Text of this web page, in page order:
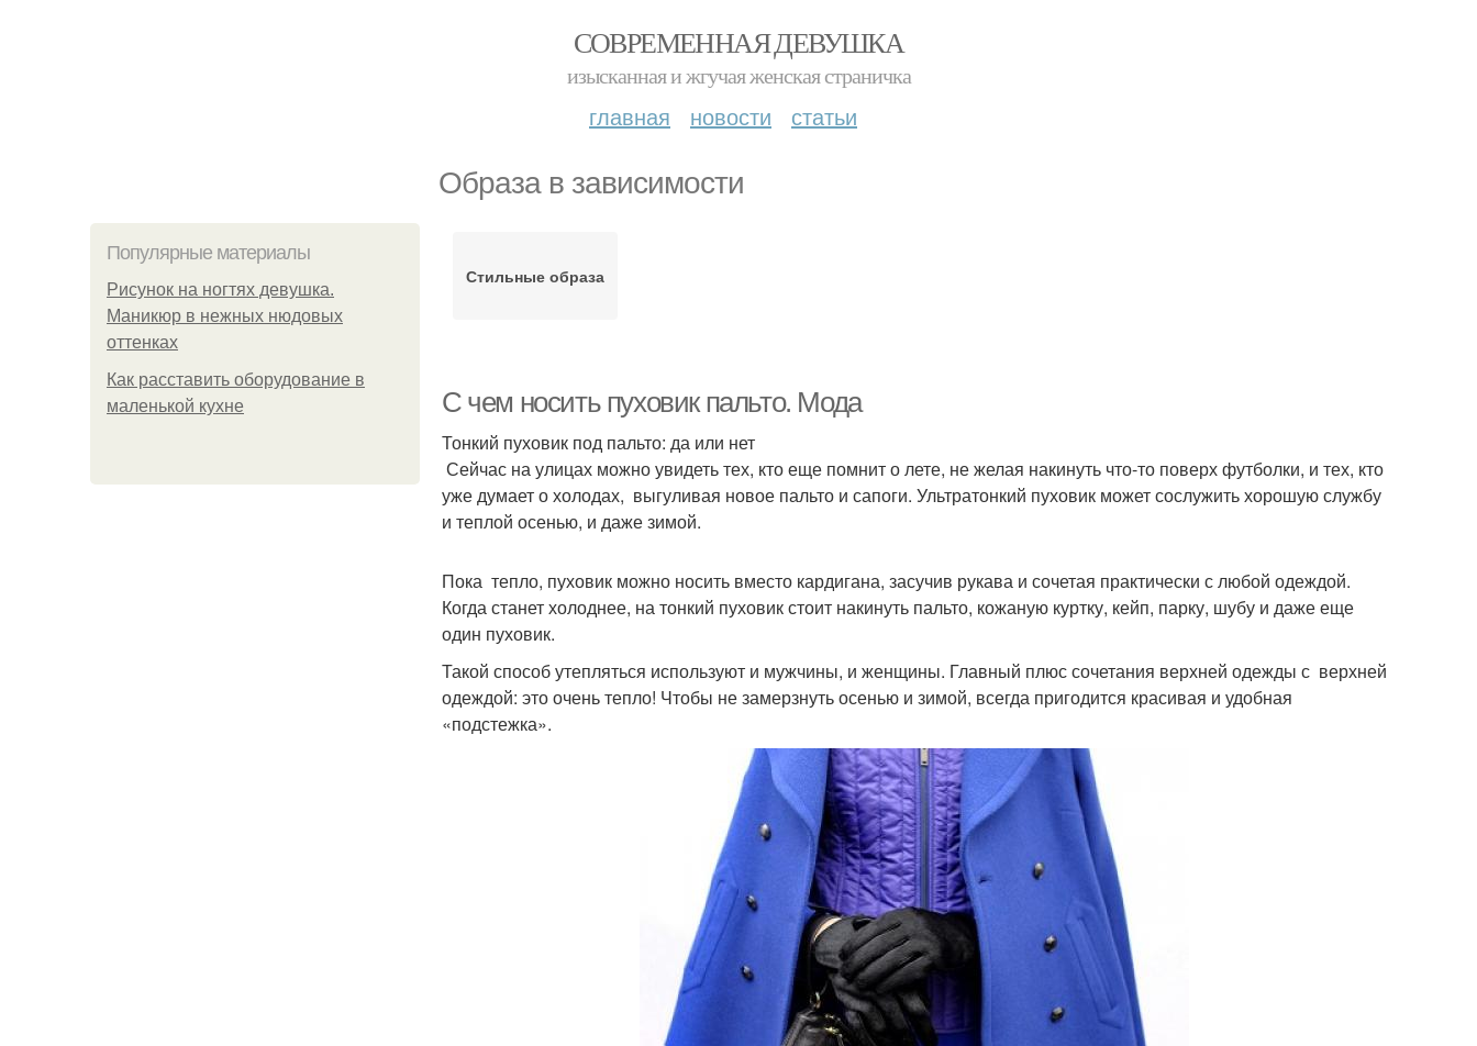
СОВРЕМЕННАЯ ДЕВУШКА
изысканная и жгучая женская страничка
главная новости статьи
Образа в зависимости
Популярные материалы
Рисунок на ногтях девушка.
Маникюр в нежных нюдовых
оттенках
Как расставить оборудование в
маленькой кухне
Стильные образа
С чем носить пуховик пальто. Мода
Тонкий пуховик под пальто: да или нет
Сейчас на улицах можно увидеть тех, кто еще помнит о лете, не желая накинуть что-то поверх футболки, и тех, кто
уже думает о холодах, выгуливая новое пальто и сапоги. Ультратонкий пуховик может сослужить хорошую службу
и теплой осенью, и даже зимой.
Пока тепло, пуховик можно носить вместо кардигана, засучив рукава и сочетая практически с любой одеждой.
Когда станет холоднее, на тонкий пуховик стоит накинуть пальто, кожаную куртку, кейп, парку, шубу и даже еще
один пуховик.
Такой способ утепляться используют и мужчины, и женщины. Главный плюс сочетания верхней одежды с верхней
одеждой: это очень тепло! Чтобы не замерзнуть осенью и зимой, всегда пригодится красивая и удобная
«подстежка».